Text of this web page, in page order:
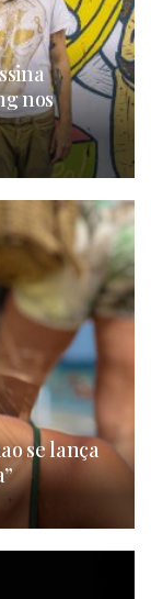
nos
se lança